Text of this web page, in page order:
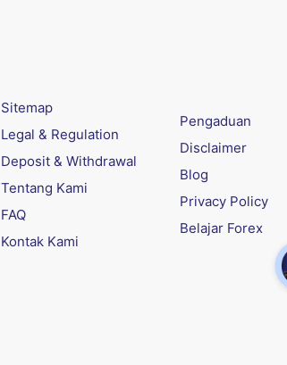
Sitemap
Legal & Regulation
Deposit & Withdrawal
Tentang Kami
FAQ
Kontak Kami
Pengaduan
Disclaimer
Blog
Privacy Policy
Belajar Forex